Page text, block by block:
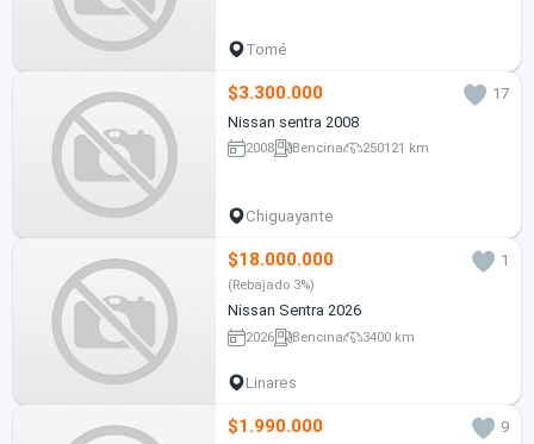
Tomé
$3.300.000
17
Nissan sentra 2008
2008 Bencina 250121 km
Chiguayante
$18.000.000 1
(Rebajado 3%)
Nissan Sentra 2026
2026 Bencina 3400 km
Linares
$1.990.000
9